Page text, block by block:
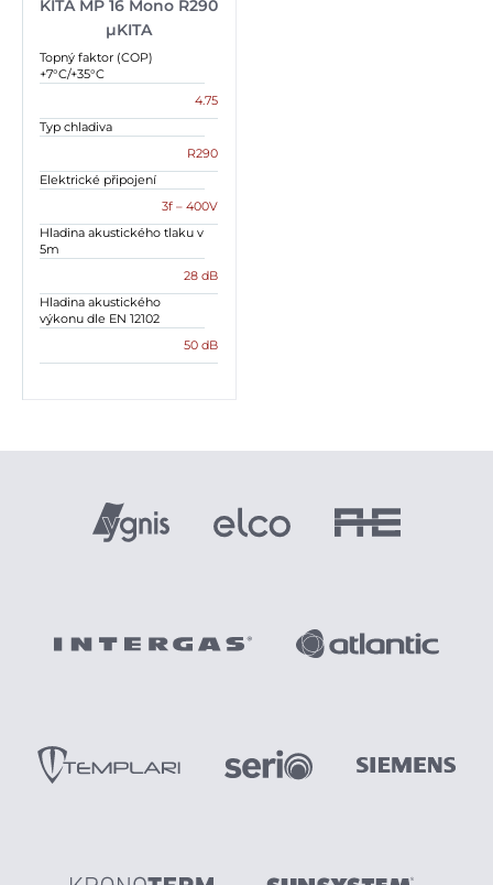
KITA MP 16 Mono R290
µKITA
Topný faktor (COP)
+7°C/+35°C
4.75
Typ chladiva
R290
Elektrické připojení
3f – 400V
Hladina akustického tlaku v
5m
28 dB
Hladina akustického
výkonu dle EN 12102
50 dB